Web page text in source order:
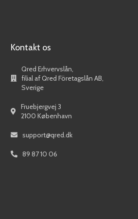
Kontakt os
Qred Erhvervslån,
filial af Qred Företagslån AB,
Sverige
Fruebjergvej 3
2100 København
support@qred.dk
89 87 10 06